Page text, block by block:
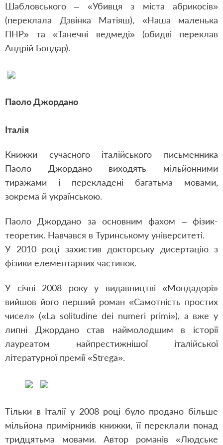
Шабловського – «Убивця з міста абрикосів»
(переклала Дзвінка Матіяш), «Наша маленька
ПНР» та «Танечні ведмеді» (обидві переклав
Андрій Бондар).
Паоло Джордано
Італія
Книжки сучасного італійського письменника
Паоло Джордано виходять мільйонними
тиражами і перекладені багатьма мовами,
зокрема й українською.
Паоло Джордано за основним фахом – фізик-
теоретик. Навчався в Туринському університеті.
У 2010 році захистив докторську дисертацію з
фізики елементарних частинок.
У січні 2008 року у видавництві «Мондадорі»
вийшов його перший роман «Самотність простих
чисел» («La solitudine dei numeri primi»), а вже у
липні Джордано став наймолодшим в історії
лауреатом найпрестижнішої італійської
літературної премії «Strega».
Тільки в Італії у 2008 році було продано більше
мільйона примірників книжки, її переклали понад
тридцятьма мовами. Автор романів «Людське